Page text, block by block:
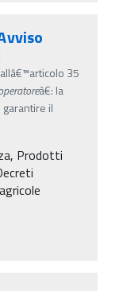
35
â€: la
il
Prodotti